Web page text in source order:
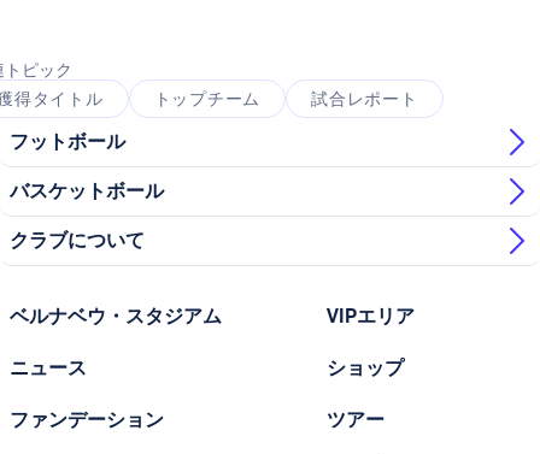
トピック
得タイトル
トップチーム 試合レポート
フットボール
バスケットボール
クラブについて
ベルナベウ・スタジアム
ニュース
ファンデーション
VIPエリア
ショップ
ツアー